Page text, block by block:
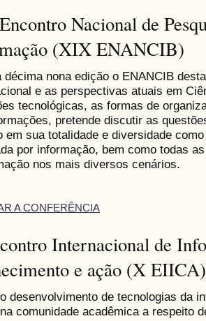
Nacional de
(XIX ENANCIB)
décima nona edição o ENANCIB
e as perspectivas atuais em
tecnológicas, as formas de
pretende discutir as
em sua totalidade e diversidade
por informação, bem como todas
nos mais diversos cenários.
A CONFERÊNCIA
Internacional de
e ação (X EIICA)
desenvolvimento de tecnologias da
comunidade acadêmica a respeito